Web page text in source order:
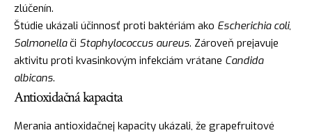
zlúčenín.
Štúdie ukázali účinnosť proti baktériám ako Escherichia coli,
Salmonellači Staphylococcus aureus. Zároveň prejavuje
aktivitu proti kvasinkovým infekciám vrátane Candida
albicans.
Antioxidačná kapacita
Merania antioxidačnej kapacity ukázali, že grapefruitové